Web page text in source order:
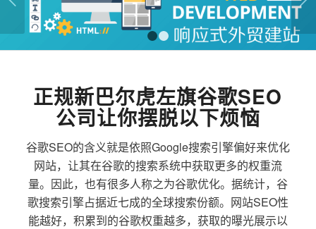
1 2
正规新巴尔虎左旗谷歌SEO
公司让你摆脱以下烦恼
谷歌SEO的含义就是依照Google搜索引擎偏好来优化
网站，让其在谷歌的搜索系统中获取更多的权重流
量。因此，也有很多人称之为谷歌优化。据统计，谷
歌搜索引擎占据近七成的全球搜索份额。网站SEO性
能越好，积累到的谷歌权重越多，获取的曝光展示以